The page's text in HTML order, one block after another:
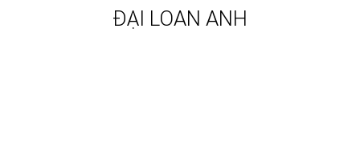
ĐẠI LOAN ANH